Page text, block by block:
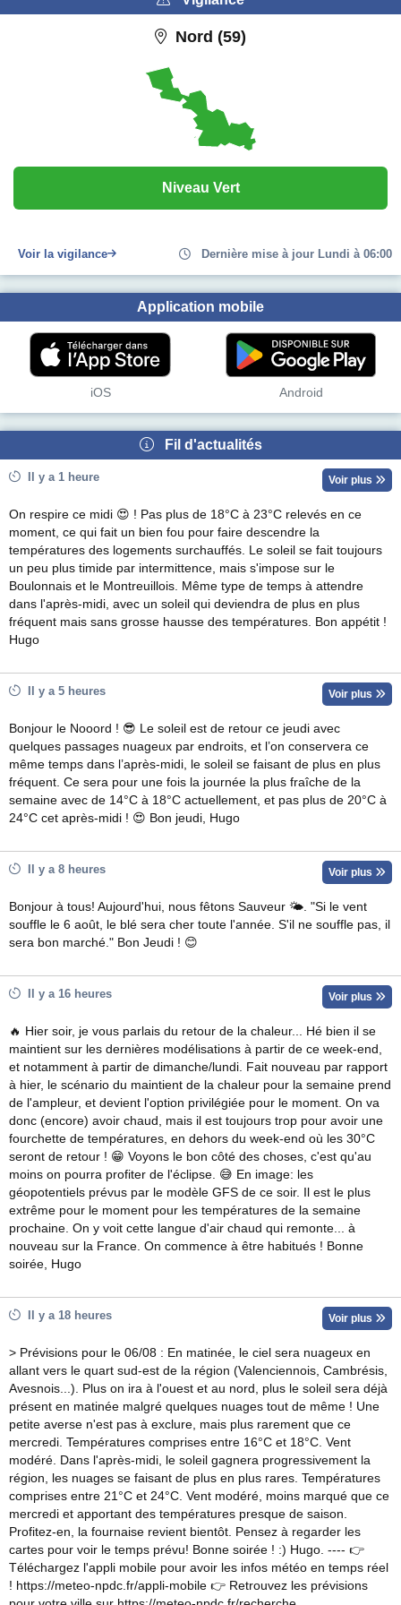
Nord (59)
Niveau Vert
Voir la vigilance Dernière mise à jour Lundi à 06:00
Application mobile
iOS Android
Fil d'actualités
Il y a 1 heure Voir plus
On respire ce midi 😍 ! Pas plus de 18°C à 23°C relevés en ce
moment, ce qui fait un bien fou pour faire descendre la
températures des logements surchauffés. Le soleil se fait toujours
un peu plus timide par intermittence, mais s'impose sur le
Boulonnais et le Montreuillois. Même type de temps à attendre
dans l'après-midi, avec un soleil qui deviendra de plus en plus
fréquent mais sans grosse hausse des températures. Bon appétit !
Hugo
Il y a 5 heures Voir plus
Bonjour le Nooord ! 😎 Le soleil est de retour ce jeudi avec
quelques passages nuageux par endroits, et l’on conservera ce
même temps dans l’après-midi, le soleil se faisant de plus en plus
fréquent. Ce sera pour une fois la journée la plus fraîche de la
semaine avec de 14°C à 18°C actuellement, et pas plus de 20°C à
24°C cet après-midi ! 😍 Bon jeudi, Hugo
Il y a 8 heures Voir plus
Bonjour à tous! Aujourd'hui, nous fêtons Sauveur 🌤. "Si le vent
souffle le 6 août, le blé sera cher toute l'année. S'il ne souffle pas, il
sera bon marché." Bon Jeudi ! 😊
Il y a 16 heures Voir plus
🔥 Hier soir, je vous parlais du retour de la chaleur... Hé bien il se
maintient sur les dernières modélisations à partir de ce week-end,
et notamment à partir de dimanche/lundi. Fait nouveau par rapport
à hier, le scénario du maintient de la chaleur pour la semaine prend
de l'ampleur, et devient l'option privilégiée pour le moment. On va
donc (encore) avoir chaud, mais il est toujours trop pour avoir une
fourchette de températures, en dehors du week-end où les 30°C
seront de retour ! 😁 Voyons le bon côté des choses, c'est qu'au
moins on pourra profiter de l'éclipse. 😅 En image: les
géopotentiels prévus par le modèle GFS de ce soir. Il est le plus
extrême pour le moment pour les températures de la semaine
prochaine. On y voit cette langue d'air chaud qui remonte... à
nouveau sur la France. On commence à être habitués ! Bonne
soirée, Hugo
Il y a 18 heures Voir plus
> Prévisions pour le 06/08 : En matinée, le ciel sera nuageux en
allant vers le quart sud-est de la région (Valenciennois, Cambrésis,
Avesnois...). Plus on ira à l'ouest et au nord, plus le soleil sera déjà
présent en matinée malgré quelques nuages tout de même ! Une
petite averse n'est pas à exclure, mais plus rarement que ce
mercredi. Températures comprises entre 16°C et 18°C. Vent
modéré. Dans l'après-midi, le soleil gagnera progressivement la
région, les nuages se faisant de plus en plus rares. Températures
comprises entre 21°C et 24°C. Vent modéré, moins marqué que ce
mercredi et apportant des températures presque de saison.
Profitez-en, la fournaise revient bientôt. Pensez à regarder les
cartes pour voir le temps prévu! Bonne soirée ! :) Hugo. ---- 👉
Téléchargez l'appli mobile pour avoir les infos météo en temps réel
! https://meteo-npdc.fr/appli-mobile 👉 Retrouvez les prévisions